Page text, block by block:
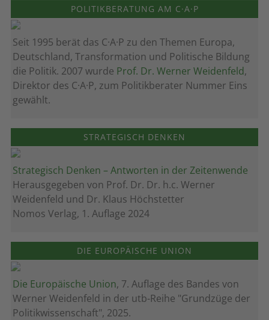
POLITIKBERATUNG AM C·A·P
Seit 1995 berät das C·A·P zu den Themen Europa,
Deutschland, Transformation und Politische Bildung
die Politik. 2007 wurde Prof. Dr. Werner Weidenfeld,
Direktor des C·A·P, zum Politik­berater Nummer Eins
gewählt.
STRATEGISCH DENKEN
Strategisch Denken – Antworten in der Zeitenwende
Herausgegeben von Prof. Dr. Dr. h.c. Werner
Weidenfeld und Dr. Klaus Höchstetter
Nomos Verlag, 1. Auflage 2024
DIE EUROPÄISCHE UNION
Die Europäische Union, 7. Auflage des Bandes von
Werner Weidenfeld in der utb-Reihe "Grundzüge der
Politikwissenschaft", 2025.